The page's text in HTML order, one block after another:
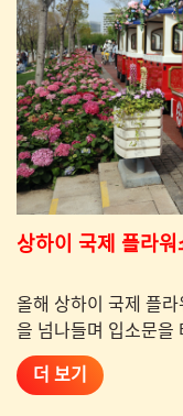
상하이 국제 플라
올해 상하이 국제 플
을 넘나들며 입소문을
더 보기